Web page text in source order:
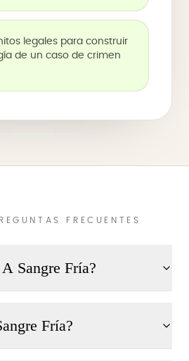
legales para construir
de un caso de crimen
FRECUENTES
Sangre Fría?
Fría?